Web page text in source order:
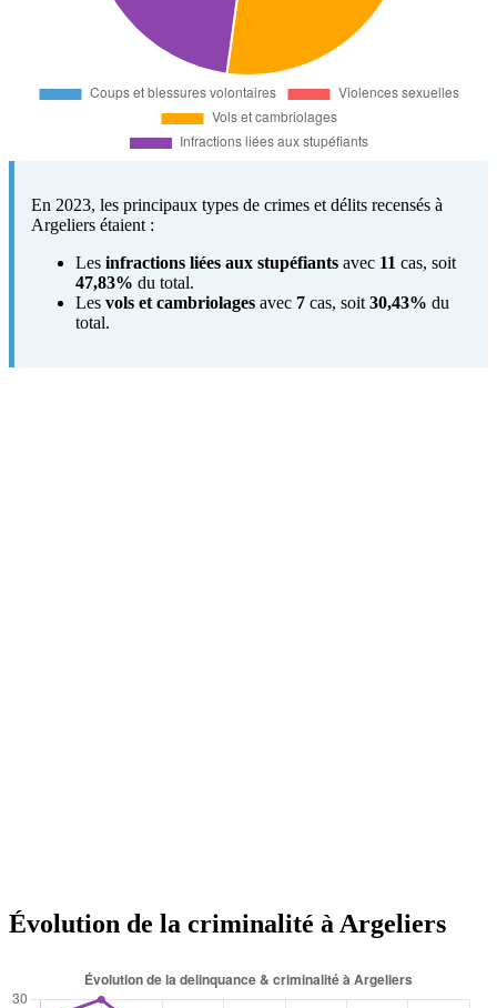
En 2023, les principaux types de crimes et délits recensés à
Argeliers étaient :
Les infractions liées aux stupéfiants avec 11 cas, soit
47,83% du total.
Les vols et cambriolages avec 7 cas, soit 30,43% du
total.
Évolution de la criminalité à Argeliers